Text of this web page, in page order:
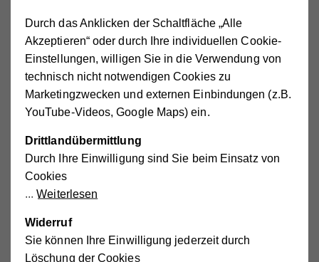
Pflegestufe:
Familieneinkommen ohne Pflegegeld netto €
pro Monat
Durch das Anklicken der Schaltfläche „Alle
Akzeptieren“ oder durch Ihre individuellen Cookie-
Einstellungen, willigen Sie in die Verwendung von
technisch nicht notwendigen Cookies zu
Marketingzwecken und externen Einbindungen (z.B.
YouTube-Videos, Google Maps) ein.
Drittlandübermittlung
Durch Ihre Einwilligung sind Sie beim Einsatz von
Cookies
Weiterlesen
Widerruf
Sie können Ihre Einwilligung jederzeit durch
Löschung der Cookies